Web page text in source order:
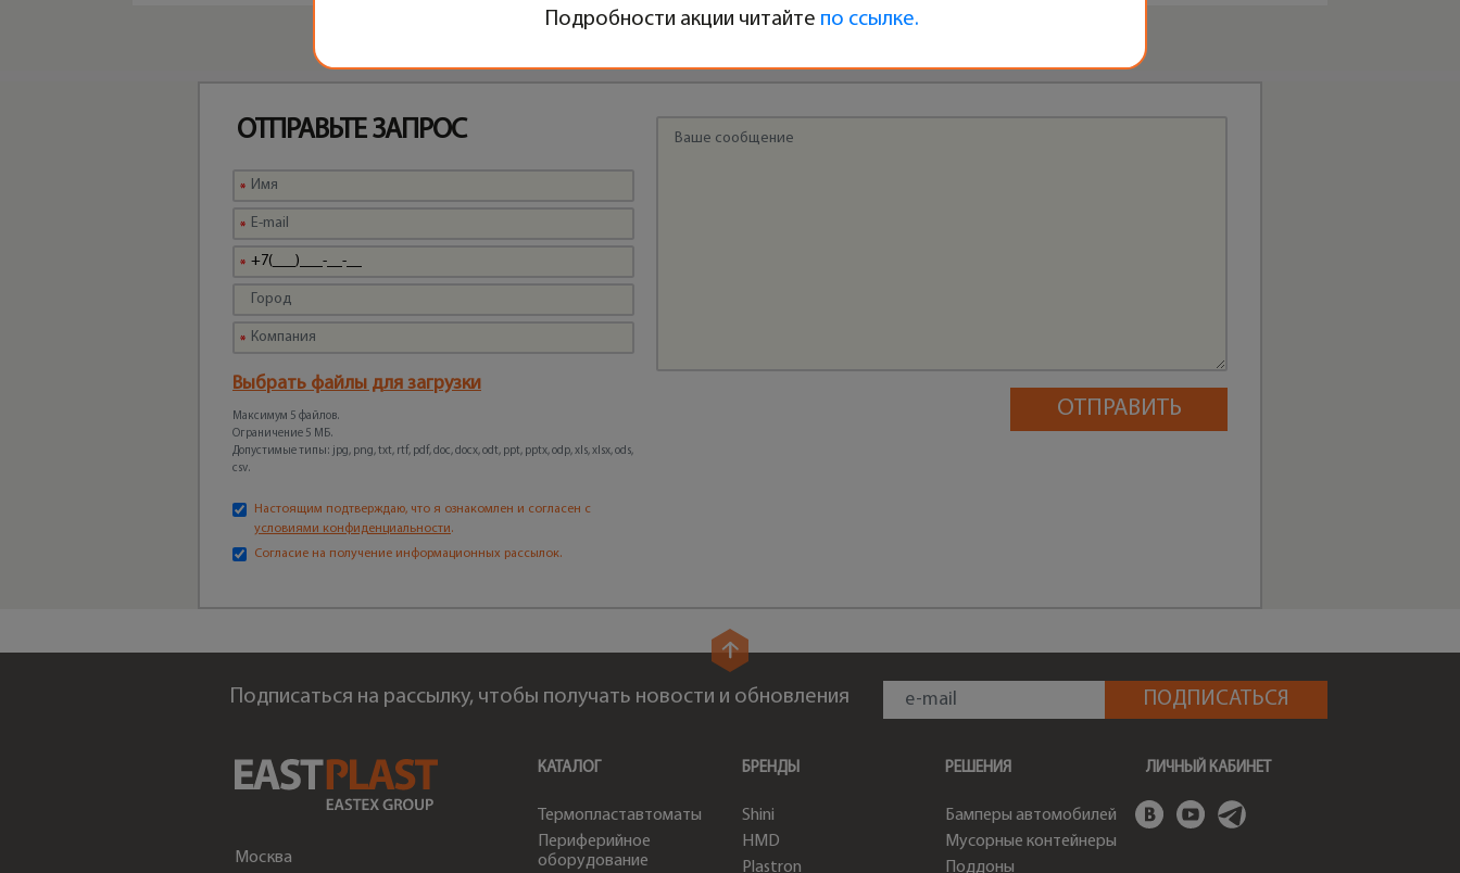
ОТПРАВЬТЕ ЗАПРОС
Выбрать файлы для загрузки
Максимум 5 файлов.
Ограничение 5 МБ.
Допустимые типы: jpg, png, txt, rtf, pdf, doc, docx, odt, ppt, pptx, odp, xls, xlsx, ods,
csv.
Настоящим подтверждаю, что я ознакомлен и согласен с
условиями конфиденциальности.
Согласие на получение информационных рассылок.
Подписаться на рассылку, чтобы получать новости и обновления
Москва
КАТАЛОГ
Термопластавтоматы
Периферийное
оборудование
БРЕНДЫ
Shini
HMD
Plastron
РЕШЕНИЯ
Бамперы автомобилей
Мусорные контейнеры
Поддоны
ЛИЧНЫЙ КАБИНЕТ
Подробности акции читайте по ссылке.